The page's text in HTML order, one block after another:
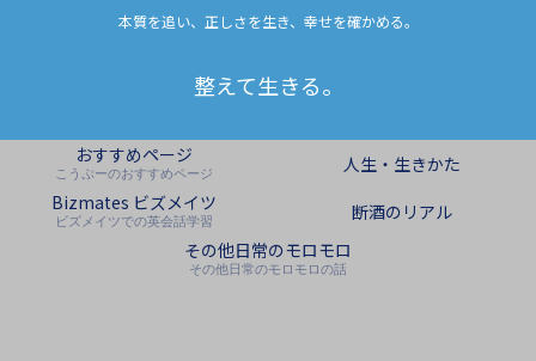
本質を追い、正しさを生き、幸せを確かめる。
整えて生きる。
おすすめページ
こうぷーのおすすめページ
人生・生きかた
Bizmates ビズメイツ
ビズメイツでの英会話学習
断酒のリアル
その他日常のモロモロ
その他日常のモロモロの話